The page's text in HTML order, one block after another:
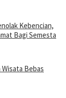
Kebencian,
Bagi Semesta
Bebas